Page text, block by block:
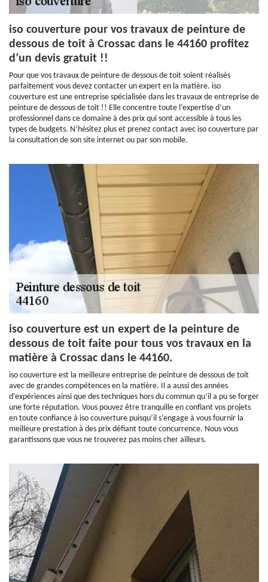
iso couverture pour vos travaux de peinture de
dessous de toit à Crossac dans le 44160 profitez
d’un devis gratuit !!
Pour que vos travaux de peinture de dessous de toit soient réalisés
parfaitement vous devez contacter un expert en la matière. iso
couverture est une entreprise spécialisée dans les travaux de entreprise de
peinture de dessous de toit !! Elle concentre toute l’expertise d’un
professionnel dans ce domaine à des prix qui sont accessible à tous les
types de budgets. N’hésitez plus et prenez contact avec iso couverture par
la consultation de son site internet ou par son mobile.
iso couverture est un expert de la peinture de
dessous de toit faite pour tous vos travaux en la
matière à Crossac dans le 44160.
iso couverture est la meilleure entreprise de peinture de dessous de toit
avec de grandes compétences en la matière. Il a aussi des années
d’expériences ainsi que des techniques hors du commun qu’il a pu se forger
une forte réputation. Vous pouvez être tranquille en confiant vos projets
en toute confiance à iso couverture puisqu’il s’engage à vous fournir la
meilleure prestation à des prix défiant toute concurrence. Nous vous
garantissons que vous ne trouverez pas moins cher ailleurs.